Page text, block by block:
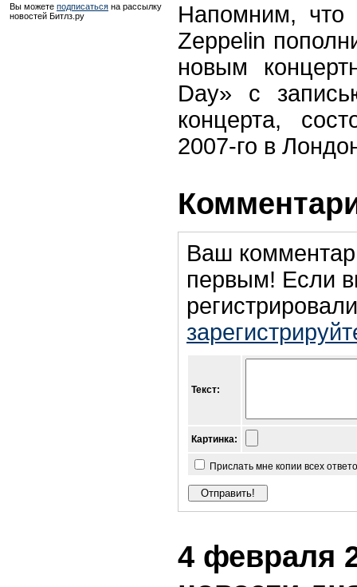
Вы можете подписаться на рассылку
новостей Битлз.ру
Напомним, что
Zeppelin
новым
Day» с
концерта,
2007-го в
Ваш
первым! Если
Текст:
Картинка:
Прислать мне копии всех
4 февраля